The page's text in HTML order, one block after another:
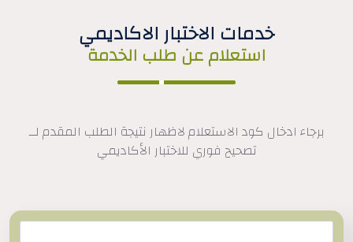
خدمات الاختبار الاكاديمي
استعلام عن طلب الخدمة
برجاء ادخال كود الاستعلام لاظهار نتيجة الطلب المقدم لــ
تصحيح فوري للاختبار الأكاديمي